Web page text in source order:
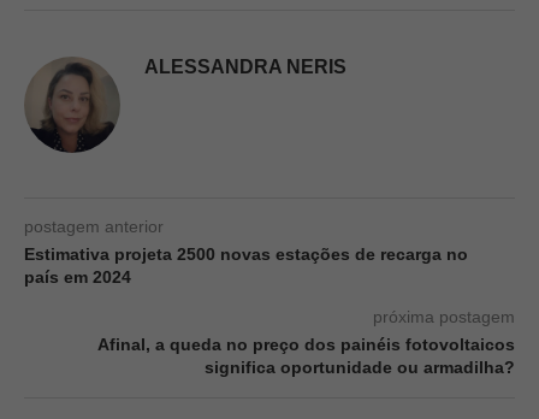
ALESSANDRA NERIS
postagem anterior
Estimativa projeta 2500 novas estações de recarga no
país em 2024
próxima postagem
Afinal, a queda no preço dos painéis fotovoltaicos
significa oportunidade ou armadilha?